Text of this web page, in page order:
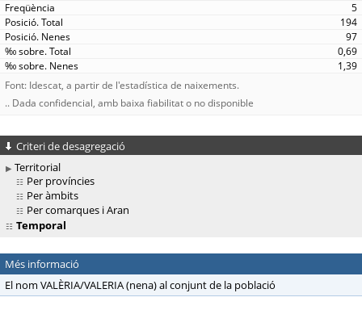
5
194
97
0,69
1,39
Font: Idescat, a partir de l'estadística de naixements.
.. Dada confidencial, amb baixa fiabilitat o no disponible
Criteri de desagregació
Territorial
Per províncies
Per àmbits
Per comarques i Aran
Temporal
Més informació
El nom VALÈRIA/VALERIA (nena) al conjunt de la població